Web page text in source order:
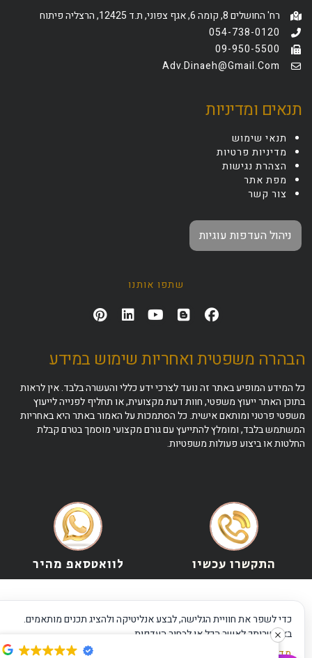
רח' החושלים 8, קומה 6, אגף צפוני, ת.ד 12425, הרצליה פיתוח
054-738-0120
09-950-5500
Adv.dinaeh@gmail.com
תנאים ומדיניות
תנאי שימוש
מדיניות פרטיות
הצהרת נגישות
מפת אתר
צור קשר
ניהול העדפות עוגיות
שתפו אותנו
הבהרה משפטית ואחריות שימוש במידע
כל המידע המופיע באתר זה נועד לצרכי ידע כללי והעשרה בלבד. אין לראות
בתוכן האתר ייעוץ משפטי, חוות דעת מקצועית, או תחליף לפנייה לייעוץ
משפטי פרטני ומותאם אישית. כל הסתמכות על האמור באתר היא באחריות
המשתמש בלבד, ומומלץ להתייעץ עם גורם מקצועי מוסמך בטרם קבלת
החלטות או ביצוע פעולות משפטיות.
התקשרו עכשיו לוואטסאפ מהיר
כדי לשפר את חוויית הגלישה, לבצע אנליטיקה ולהציג תכנים מותאמים.
באפשרותך לאשר הכל או לבחור העדפות.
מדיניות פרטיות